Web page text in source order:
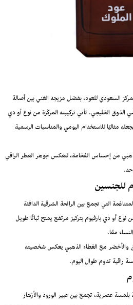
السعودي للعود، بفضل مزيجه الغني بين أصالة
الذوق الخليجي. تأتي تركيبته المركّزة من نوع أو دي
مثاليًا للاستخدام اليومي والمناسبات الرسمية
الذهبي من إحساس الفخامة، لتعكس جوهر العطر الراقي
للجنسين
التي تجمع بين الرائحة الشرقية الدافئة
نوع أو دي بارفيوم بتركيز مرتفع يمنح ثباتًا طويل
معًا.
والأخضر مع الغطاء الذهبي يعكس شخصيته
راقية تدوم طوال اليوم.
بلمسة عصرية، تجمع بين عبير الورود والأزهار